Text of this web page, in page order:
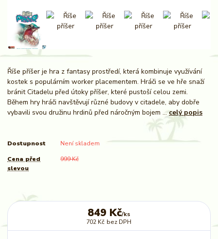
Říše příšer je hra z fantasy prostředí, která kombinuje využívání
kostek s populárním worker placementem. Hráči se ve hře snaží
bránit Citadelu před útoky příšer, které pustoší celou zemi.
Během hry hráči navštěvují různé budovy v citadele, aby dobře
vybavili svou družinu hrdinů před náročným bojem ...celý popis
Dostupnost Není skladem
Cena před
slevou
999 Kč
849 Kč/ks
702 Kč bez DPH